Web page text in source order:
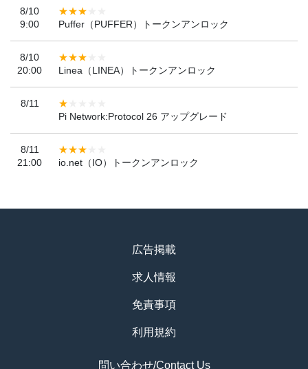
8/10
9:00
Puffer（PUFFER）トークンアンロック
8/10
20:00
Linea（LINEA）トークンアンロック
8/11
Pi Network:Protocol 26 アップグレード
8/11
21:00
io.net（IO）トークンアンロック
広告掲載
求人情報
免責事項
利用規約
問い合わせ/Contact Us